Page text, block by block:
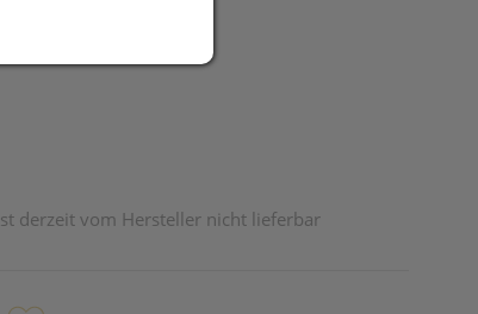
derzeit vom Hersteller nicht lieferbar